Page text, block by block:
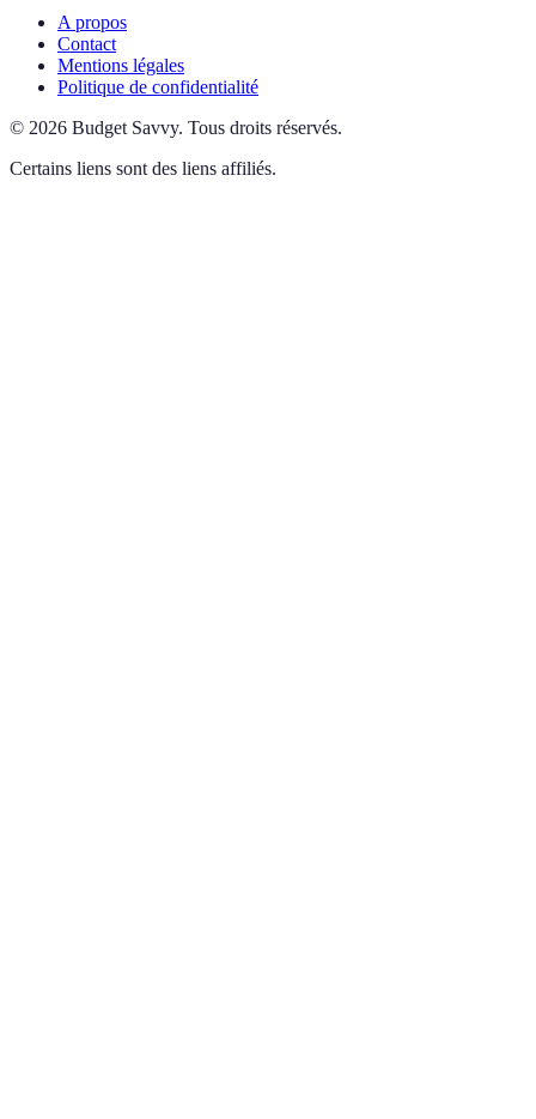
A propos
Contact
Mentions légales
Politique de confidentialité
© 2026 Budget Savvy. Tous droits réservés.
Certains liens sont des liens affiliés.